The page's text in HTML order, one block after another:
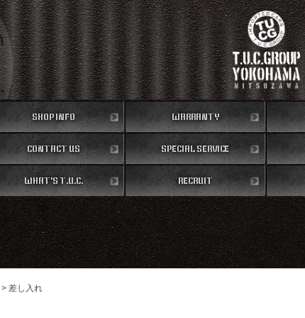
SHOP INFO
店舗情報
WARRANTY
保証内容
CONTACT US
お問い合わせ
SPECIAL SERVICE
特別作業
WHAT'S T.U.C.
TUCとは？
RECRUIT
リクルート
>差し入れ